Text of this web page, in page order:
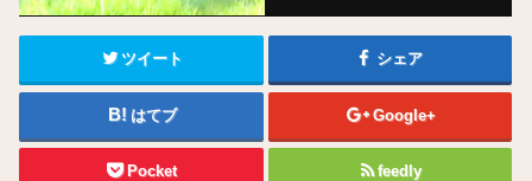
ツイート シェア
はてブ Google+
Pocket feedly